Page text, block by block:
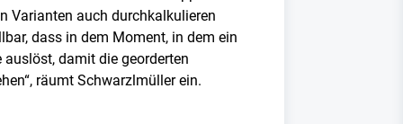
Varianten auch durchkalkulieren
dass in dem Moment, in dem ein
damit die georderten
räumt Schwarzlmüller ein.